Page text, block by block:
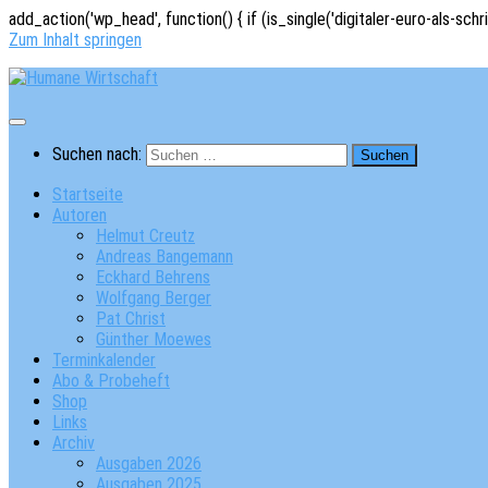
add_action('wp_head', function() { if (is_single('digitaler-euro-als-
Zum Inhalt springen
Suchen nach:
Startseite
Autoren
Helmut Creutz
Andreas Bangemann
Eckhard Behrens
Wolfgang Berger
Pat Christ
Günther Moewes
Terminkalender
Abo & Probeheft
Shop
Links
Archiv
Ausgaben 2026